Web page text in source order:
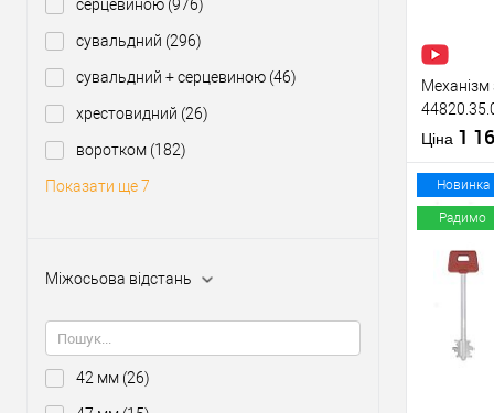
серцевиною (976)
сувальдний (296)
сувальдний + серцевиною (46)
хрестовидний (26)
воротком (182)
Показати ще 7
Міжосьова відстань
42 мм (26)
Виробник
Тип товару
Матеріал
Країна
Міжосьова
відстань
Механізм
Ціна 1
У
Новинка
Радимо